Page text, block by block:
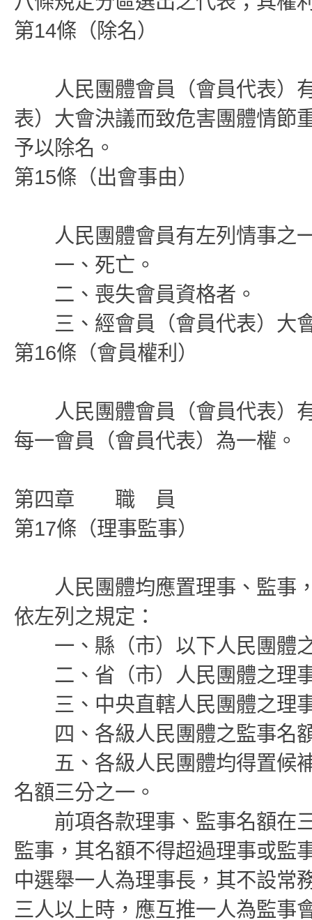
第14條（除名）
人民團體會員（會員代表）有
表）大會決議而致危害團體情節
予以除名。
第15條（出會事由）
人民團體會員有左列情事之
一、死亡。
二、喪失會員資格者。
三、經會員（會員代表）大
第16條（會員權利）
人民團體會員（會員代表）有
每一會員（會員代表）為一權。
第四章 職 員
第17條（理事監事）
人民團體均應置理事、監事，
依左列之規定：
一、縣（市）以下人民團體
二、省（市）人民團體之理
三、中央直轄人民團體之理
四、各級人民團體之監事名額
五、各級人民團體均得置候補
名額三分之一。
前項各款理事、監事名額在三
監事，其名額不得超過理事或監
中選舉一人為理事長，其不設常
三人以上時，應互推一人為監事